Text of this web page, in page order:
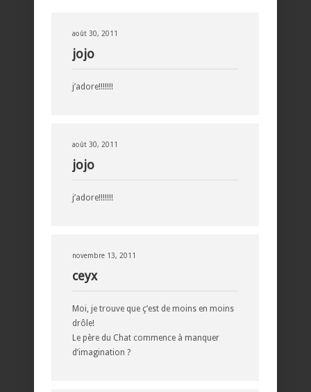
août 30, 2011
jojo
j’adore!!!!!!!
août 30, 2011
jojo
j’adore!!!!!!!
novembre 13, 2011
ceyx
Moi, je trouve que ç’est de moins en moins
drôle!
Le père du Chat commence à manquer
d’imagination ?